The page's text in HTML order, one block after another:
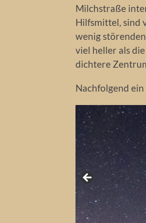
Milchstraße
Hilfsmittel, sind
wenig
viel heller als
dichtere
Nachfolgend